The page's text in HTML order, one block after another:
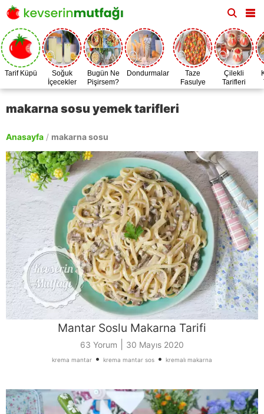
Tarif Küpü
Soğuk
İçecekler
Bugün Ne
Pişirsem?
Dondurmalar
Taze
Fasulye
Zamanı
Çilekli
Tarifleri
makarna sosu yemek tarifleri
Anasayfa / makarna sosu
Mantar Soslu Makarna Tarifi
63 Yorum 30 Mayıs 2020
krema mantar • krema mantar sos • kremalı makarna